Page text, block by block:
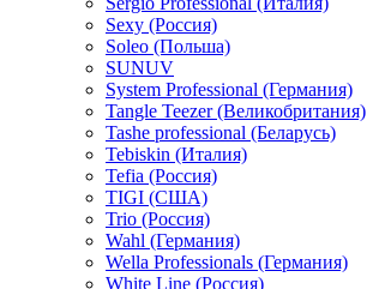
Sexy (Россия)
Soleo (Польша)
SUNUV
System Professional (Германия)
Tangle Teezer (Великобритания)
Tashe professional (Беларусь)
Tebiskin (Италия)
Tefia (Россия)
TIGI (США)
Trio (Россия)
Wahl (Германия)
Wella Professionals (Германия)
White Line (Россия)